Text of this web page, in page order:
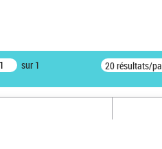
sur 1 20 résultats/